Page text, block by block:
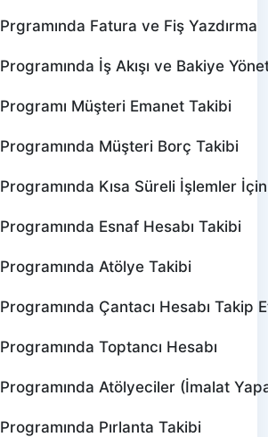
Fatura ve Fiş Yazdırma
İş Akışı ve Bakiye
Müşteri Emanet Takibi
Müşteri Borç Takibi
Kısa Süreli İşlemler
Esnaf Hesabı Takibi
Atölye Takibi
Çantacı Hesabı Takip
Toptancı Hesabı
Atölyeciler (İmalat
Pırlanta Takibi